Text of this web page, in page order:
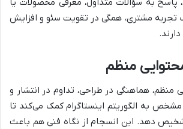
تجربه مشتری، همگی در تقویت سئو و افزایش
منظم
منظم، هماهنگی در طراحی، تداوم در انتشار و
مشخص به الگوریتم اینستاگرام کمک می‌کند تا
دهد. این انسجام از نگاه فنی هم باعث